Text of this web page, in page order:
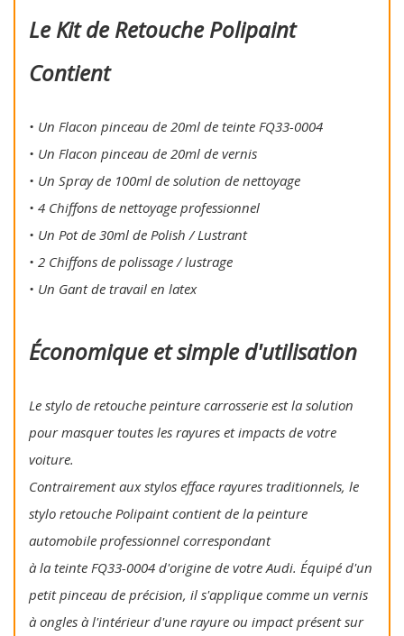
Le Kit de Retouche Polipaint
Contient
• Un Flacon pinceau de 20ml de teinte FQ33-0004
• Un Flacon pinceau de 20ml de vernis
• Un Spray de 100ml de solution de nettoyage
• 4 Chiffons de nettoyage professionnel
• Un Pot de 30ml de Polish / Lustrant
• 2 Chiffons de polissage / lustrage
• Un Gant de travail en latex
Économique et simple d'utilisation
Le stylo de retouche peinture carrosserie est la solution
pour masquer toutes les rayures et impacts de votre
voiture.
Contrairement aux stylos efface rayures traditionnels, le
stylo retouche Polipaint contient de la peinture
automobile professionnel correspondant
à la teinte FQ33-0004 d'origine de votre Audi. Équipé d'un
petit pinceau de précision, il s'applique comme un vernis
à ongles à l'intérieur d'une rayure ou impact présent sur